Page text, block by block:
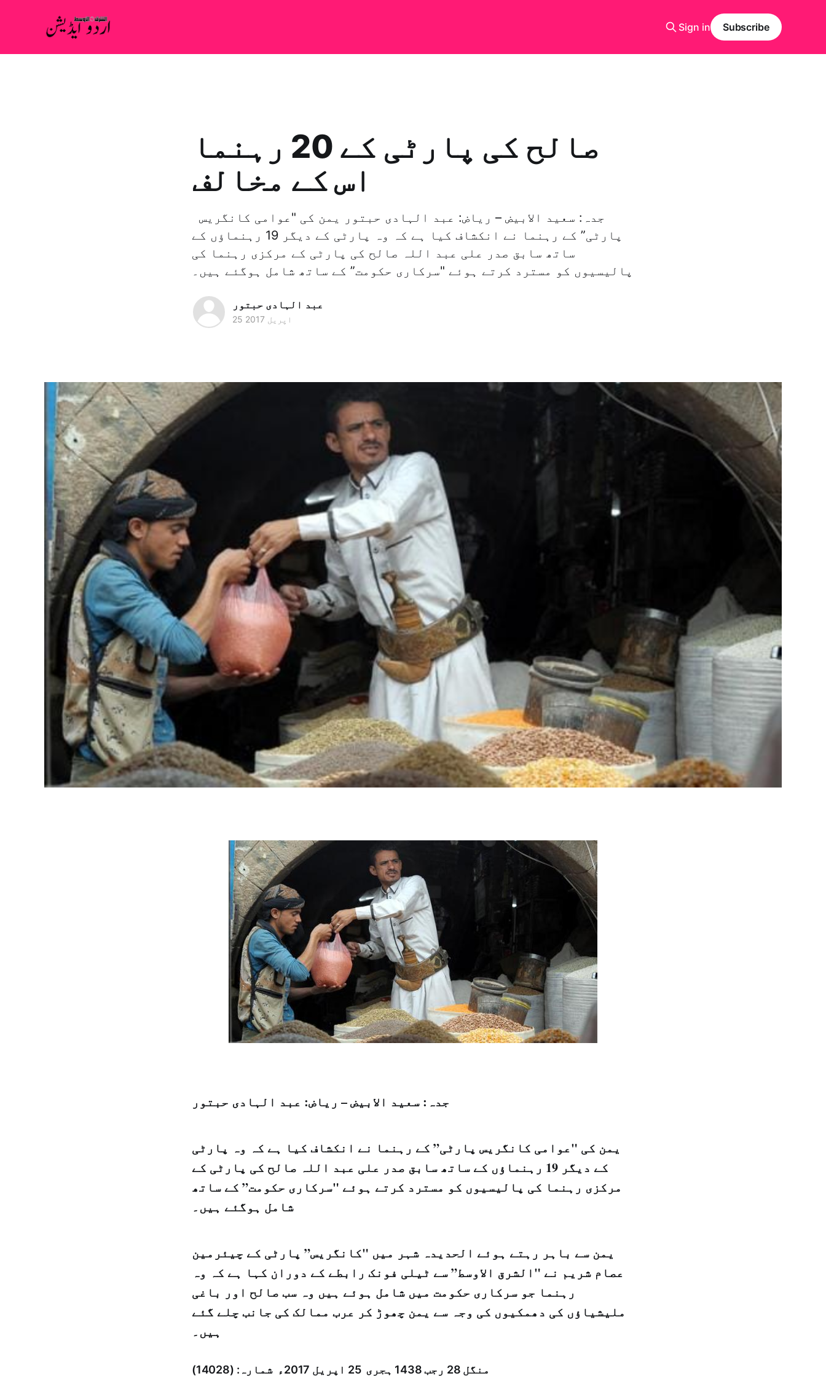
Sign in Subscribe
صالح کی پارٹی کے 20 رہنما
اس کے مخالف
پارٹی” کے رہنما نے انکشاف کیا ہے کہ وہ پارٹی کے دیگر 19 رہنماؤں کے
ساتھ سابق صدر علی عبد اللہ صالح کی پارٹی کے مرکزی رہنما کی
پالیسیوں کو مسترد کرتے ہوئے "سرکاری حکومت” کے ساتھ شامل ہوگئے ہیں۔
ﻋﺒﺪ الہادى ﺣﺒﺘﻮر
25 اپریل 2017
جدہ: سعيد الابيض – رياض: عبد الہادی حبتور
یمن کی "عوامی کانگریس پارٹی” کے رہنما نے انکشاف کیا ہے کہ وہ پارٹی
کے دیگر 19 رہنماؤں کے ساتھ سابق صدر علی عبد اللہ صالح کی پارٹی کے
مرکزی رہنما کی پالیسیوں کو مسترد کرتے ہوئے "سرکاری حکومت” کے ساتھ
شامل ہوگئے ہیں۔
یمن سے باہر رہتے ہوئے الحدیدہ شہر میں "کانگریس” پارٹی کے چیئرمین
عصام شریم نے "الشرق الاوسط” سے ٹیلی فونک رابطے کے دوران کہا ہے کہ وہ
رہنما جو سرکاری حکومت میں شامل ہوئے ہیں وہ سب صالح اور باغی
ملیشیاؤں کی دھمکیوں کی وجہ سے یمن چھوڑ کر عرب ممالک کی جانب چلے گئے
ہیں۔
منگل 28 رجب 1438 ہجری­ 25 اپریل 2017ء شمارہ: (14028)